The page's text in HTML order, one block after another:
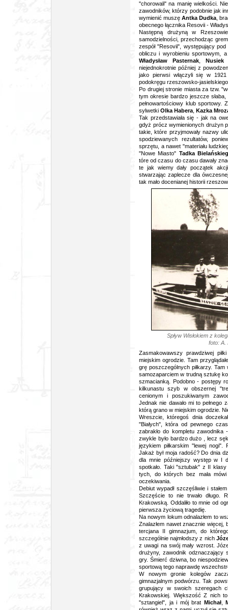
"chorowali" na manię wielkości.
zawodników, którzy podobnie jak
wymienić muszęAntka Dudka ,
obecnego łącznika Resovii -
Następną drużyną w
samodzielności, przechodząc
zespół "Resovii", występujący
obliczu i wyrobieniu sportowym,
Władysław Pasternak ,Nusiek
niejednokrotnie później z
jako pierwsi włączyli się w
podokręgu rzeszowsko-
Po drugiej stronie miasta za tzw.
tym okresie bardzo jeszcze słaba,
pełnowartościowy klub sportowy.
sylwetki Olka Habera Kazka
Tak przedstawiała się - jak na
gdyż prócz wymienionych drużyn
takie, które przyjmowały nazwy
spodziewanych rezultatów,
sprzętu, a nawet "materiału
"Nowe Miasto" Tadka
tóre od czasu do czasu dawały
te jak wiemy dały początek
stwarzając zaplecze dla
tak mało docenianej historii
Spływ Wisłokiem z
foto: A.
Zasmakowawszy prawdziwej
miejskim ogrodzie. Tam
grę poszczególnych piłkarzy. Tam
samozaparciem w trudną sztukę
szmacianką. Podobno - postępy
kilkunastu szyb w obszernej
cenionym i poszukiwanym
Jednak nie dawało mi to pełnego
którą grano w miejskim ogrodzie.
Wreszcie, któregoś dnia
"Białych", która od pewnego
zabrakło do kompletu
zwykle było bardzo dużo , lecz
językiem piłkarskim "lewej nogi".
Jakaż był moja radość? Do dnia
dla mnie późniejszy występ w I
spotkało. Taki "sztubak" z II
tych, do których bez mała
oczekiwania.
Debiut wypadł szczęśliwie i
Szczęście to nie trwało długo.
Krakowską. Oddaliło to mnie od
pierwsza życiową tragedię.
Na nowym lokum odnalazłem to
Znalazłem nawet znacznie
tercjana II gimnazjum, do
szczególnie najmłodszy z nich
z uwagi na swój mały wzrost.
drużyny, zawodnik odznaczający
gry. Śmierć dziwna, bo
sportową tego naprawdę
W nowym gronie kolegów
gimnazjalnym podwórzu. Tak
grupujący w swoich szeregach
Krakowskiej. Większość Z nich
"sztangiel", ja i mój brat Michał,